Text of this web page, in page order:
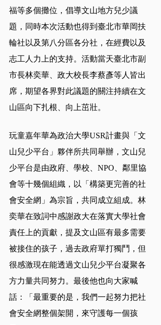
福等多個攤位，倡導文山地方兒少議
題，同時本次活動也得到臺北市華岡扶
輪社以及第八分區各分社，在經費以及
志工人力上的支持。活動當天臺北市副
市長林奕華、政大校長李蔡彥等人皆出
席，期望各界對此議題的關注持續在文
山區向下扎根、向上茁壯。
玩童嘉年華為政治大學USR計畫與「文
山兒少平台」夥伴所共同舉辦，文山兒
少平台是由政府、學校、NPO、鄰里協
會等十幾個組織，以「構築更完善的社
會安全網」為宗旨，共同成立組成。林
奕華在致詞中感謝政大在落實大學社會
責任上的貢獻，提及文山區有最多需要
被接住的孩子，過去政府單打獨鬥，但
很感激現在能透過文山兒少平台凝聚各
方力量共同努力。最後他也向大家喊
話：「最重要的是，我們一起努力把社
會安全網整個架開，來守護每一個孩